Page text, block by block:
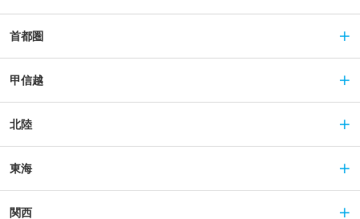
首都圏
甲信越
北陸
東海
関西